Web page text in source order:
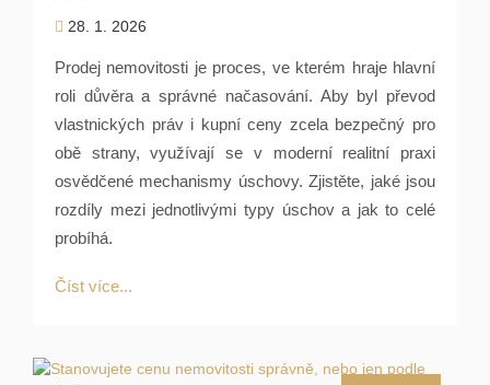
28. 1. 2026
Prodej nemovitosti je proces, ve kterém hraje hlavní
roli důvěra a správné načasování. Aby byl převod
vlastnických práv i kupní ceny zcela bezpečný pro
obě strany, využívají se v moderní realitní praxi
osvědčené mechanismy úschovy. Zjistěte, jaké jsou
rozdíly mezi jednotlivými typy úschov a jak to celé
probíhá.
Číst více...